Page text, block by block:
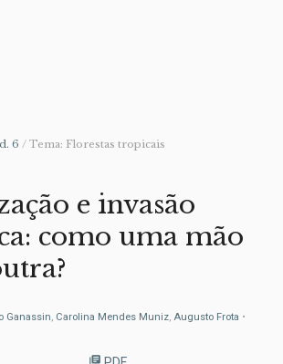
6 / Tema: Florestas tropicais
e invasão
como uma mão
Ganassin, Carolina Mendes Muniz, Augusto Frota •
library_books